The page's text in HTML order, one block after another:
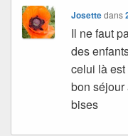
Josettedans
Il ne faut
des
celui là
bon séjour
bises